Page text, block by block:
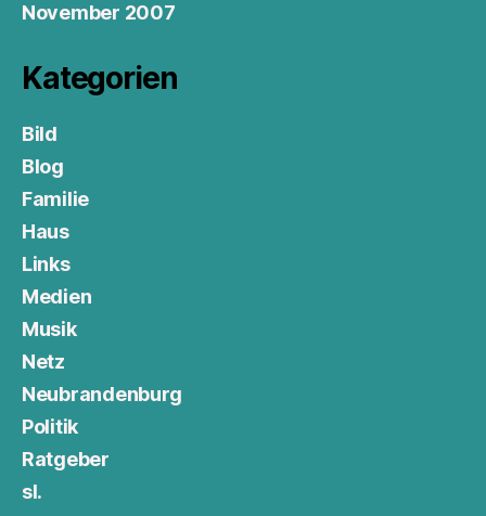
November 2007
Kategorien
Bild
Blog
Familie
Haus
Links
Medien
Musik
Netz
Neubrandenburg
Politik
Ratgeber
sl.